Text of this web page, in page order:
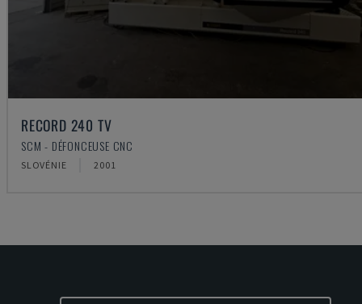
RECORD 240 TV
SCM - DÉFONCEUSE CNC
SLOVÉNIE 2001